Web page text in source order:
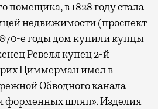
помещика, в 1828 году стала
недвижимости (проспект
е годы дом купили купцы
Ревеля купец 2-й
Циммерман имел в
Обводного канала
форменных шляп». Изделия